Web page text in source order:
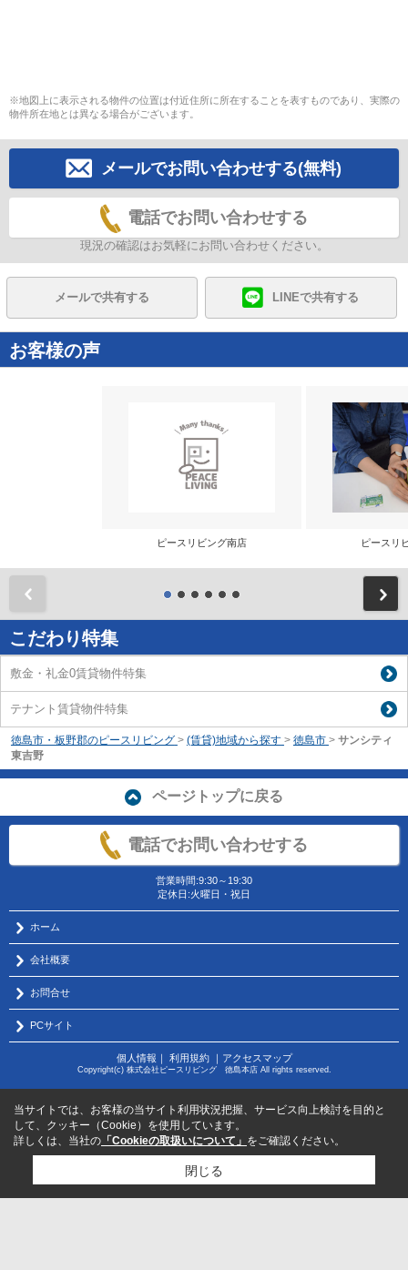
※地図上に表示される物件の位置は付近住所に所在することを表すものであり、実際の
物件所在地とは異なる場合がございます。
メールでお問い合わせする(無料)
電話でお問い合わせする
現況の確認はお気軽にお問い合わせください。
メールで共有する LINEで共有する
お客様の声
ピースリビング南店 ピースリ
こだわり特集
敷金・礼金0賃貸物件特集
テナント賃貸物件特集
徳島市・板野郡のピースリビング > (賃貸)地域から探す > 徳島市 > サンシティ
東吉野
ページトップに戻る
電話でお問い合わせする
営業時間:9:30～19:30
定休日:火曜日・祝日
ホーム
会社概要
お問合せ
PCサイト
個人情報 利用規約｜ アクセスマップ
Copyright(c) 株式会社ピースリビング 徳島本店 All rights reserved.
当サイトでは、お客様の当サイト利用状況把握、サービス向上検討を目的と
して、クッキー（Cookie）を使用しています。
詳しくは、当社の 「Cookieの取扱いについて」 をご確認ください。
閉じる